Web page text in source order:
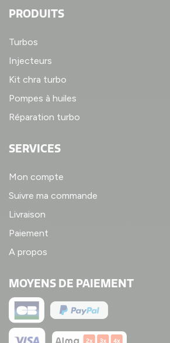
PRODUITS
Turbos
Injecteurs
Kit chra turbo
Pompes à huiles
Réparation turbo
SERVICES
Mon compte
Suivre ma commande
Livraison
Paiement
A propos
MOYENS DE PAIEMENT